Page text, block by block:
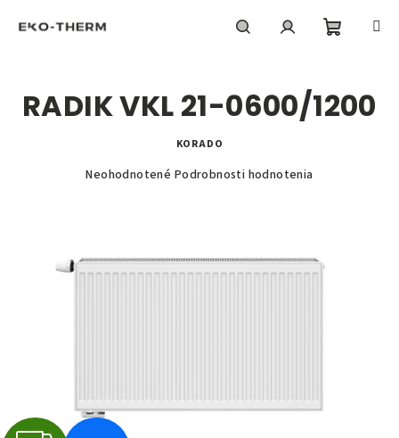
košík
RADIK VKL 21-0600/1200
KORADO
Priemerné
z
Neohodnotené Podrobnosti hodnotenia